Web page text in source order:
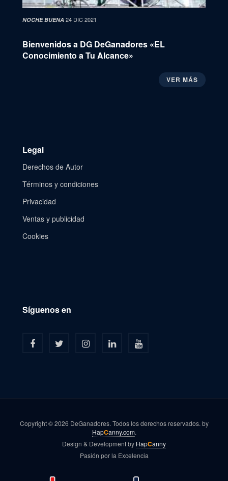
NOCHE BUENA 24 DIC 2021
Bienvenidos a DG DeGanadores «EL
Conocimiento a Tu Alcance»
VER MÁS
Legal
Derechos de Autor
Términos y condiciones
Privacidad
Ventas y publicidad
Cookies
Síguenos en
Copyright © 2026 DeGanadores. Todos los derechos reservados. by
HapCanny.com.
Design & Development by HapCanny
Pasión por la Excelencia